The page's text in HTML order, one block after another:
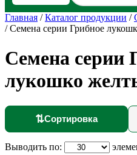
Главная /Каталог продукции /
/Семена серии Грибное
Семена серии
лукошко
⇅Сортировка
Выводить по: